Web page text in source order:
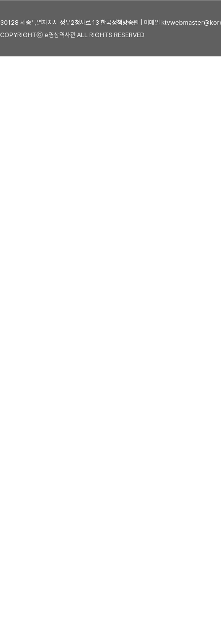
30128 세종특별자치시 정부2청사로 13 한국정책방송원 | 이메일
COPYRIGHTⓒ e영상역사관 ALL RIGHTS RESERVED